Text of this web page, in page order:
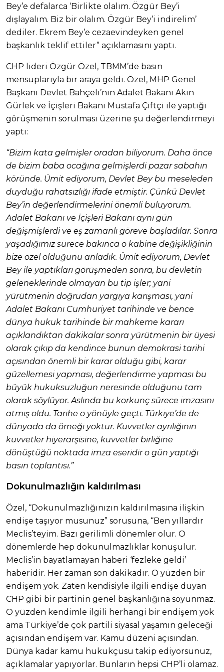
Bey’e defalarca ‘Birlikte olalım. Özgür Bey’i
dışlayalım. Biz bir olalım. Özgür Bey’i indirelim’
dediler. Ekrem Bey’e cezaevindeyken genel
başkanlık teklif ettiler” açıklamasını yaptı.
CHP lideri Özgür Özel, TBMM’de basın
mensuplarıyla bir araya geldi. Özel, MHP Genel
Başkanı Devlet Bahçeli’nin Adalet Bakanı Akın
Gürlek ve İçişleri Bakanı Mustafa Çiftçi ile yaptığı
görüşmenin sorulması üzerine şu değerlendirmeyi
yaptı:
“Bizim kata gelmişler oradan biliyorum. Daha önce
de bizim baba ocağına gelmişlerdi pazar sabahın
köründe. Ümit ediyorum, Devlet Bey bu meseleden
duyduğu rahatsızlığı ifade etmiştir. Çünkü Devlet
Bey’in değerlendirmelerini önemli buluyorum.
Adalet Bakanı ve İçişleri Bakanı aynı gün
değişmişlerdi ve eş zamanlı göreve başladılar. Sonra
yaşadığımız sürece bakınca o kabine değişikliğinin
bize özel olduğunu anladık. Ümit ediyorum, Devlet
Bey ile yaptıkları görüşmeden sonra, bu devletin
geleneklerinde olmayan bu tip işler; yani
yürütmenin doğrudan yargıya karışması, yani
Adalet Bakanı Cumhuriyet tarihinde ve bence
dünya hukuk tarihinde bir mahkeme kararı
açıklandıktan dakikalar sonra yürütmenin bir üyesi
olarak çıkıp da kendince bunun demokrasi tarihi
açısından önemli bir karar olduğu gibi, karar
güzellemesi yapması, değerlendirme yapması bu
büyük hukuksuzluğun neresinde olduğunu tam
olarak söylüyor. Aslında bu korkunç sürece imzasını
atmış oldu. Tarihe o yönüyle geçti. Türkiye’de de
dünyada da örneği yoktur. Kuvvetler ayrılığının
kuvvetler hiyerarşisine, kuvvetler birliğine
dönüştüğü noktada imza eseridir o gün yaptığı
basın toplantısı.”
Dokunulmazlığın kaldırılması
Özel, “Dokunulmazlığınızın kaldırılmasına ilişkin
endişe taşıyor musunuz” sorusuna, “Ben yıllardır
Meclis’teyim. Bazı gerilimli dönemler olur. O
dönemlerde hep dokunulmazlıklar konuşulur.
Meclis’in bayatlamayan haberi ‘fezleke geldi’
haberidir. Her zaman son dakikadır. O yüzden bir
endişem yok. Zaten kendisiyle ilgili endişe duyan
CHP gibi bir partinin genel başkanlığına soyunmaz.
O yüzden kendimle ilgili herhangi bir endişem yok
ama Türkiye’de çok partili siyasal yaşamın geleceği
açısından endişem var. Kamu düzeni açısından.
Dünya kadar kamu hukukçusu takip ediyorsunuz,
açıklamalar yapıyorlar. Bunların hepsi CHP’li olamaz.